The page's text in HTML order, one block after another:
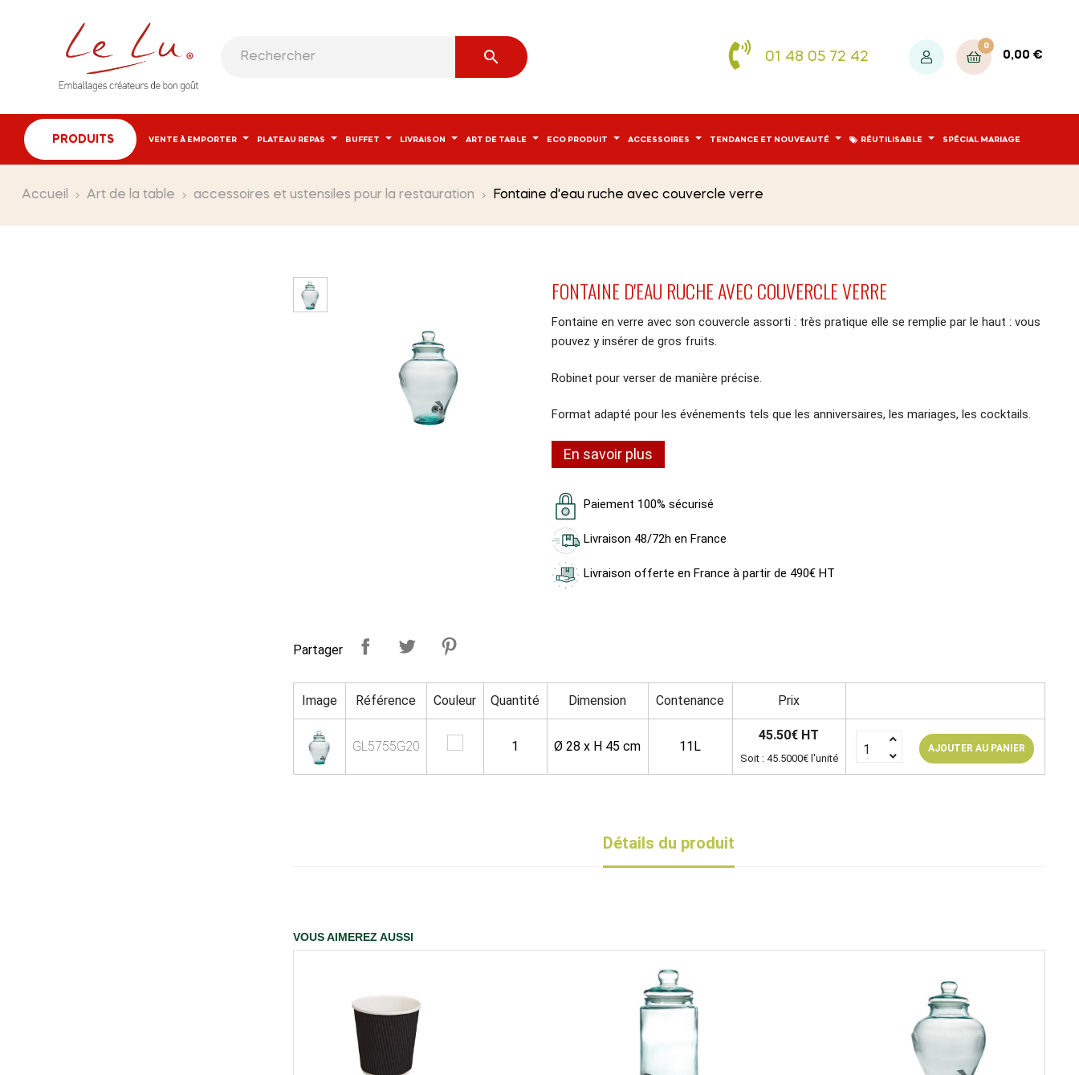
 01 48 05 72 42
0
0,00 €
PRODUITS VENTE À EMPORTER PLATEAU REPAS BUFFET LIVRAISON ART DE TABLE ECO PRODUIT ACCESSOIRES TENDANCE ET NOUVEAUTÉ RÉUTILISABLE SPÉCIAL MARIAGE
Accueil Art de la table accessoires et ustensiles pour la restauration Fontaine d'eau ruche avec couvercle verre
FONTAINE D'EAU RUCHE AVEC COUVERCLE VERRE
Fontaine en verre avec son couvercle assorti : très pratique elle se remplie par le haut : vous
pouvez y insérer de gros fruits.
Robinet pour verser de manière précise.
Format adapté pour les événements tels que les anniversaires, les mariages, les cocktails.
En savoir plus
Paiement 100% sécurisé
Livraison 48/72h en France
Livraison offerte en France à partir de 490€ HT
Partager
Image Référence Couleur Quantité Dimension Contenance Prix
GL5755G20 1 Ø 28 x H 45 cm 11L
45.50€ HT
Soit : 45.5000€ l'unité
AJOUTER AU PANIER
Détails du produit
VOUS AIMEREZ AUSSI